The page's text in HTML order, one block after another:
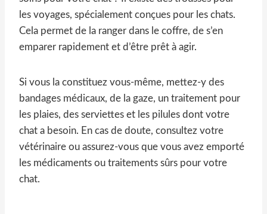
les voyages, spécialement conçues pour les chats.
Cela permet de la ranger dans le coffre, de s’en
emparer rapidement et d’être prêt à agir.
Si vous la constituez vous-même, mettez-y des
bandages médicaux, de la gaze, un traitement pour
les plaies, des serviettes et les pilules dont votre
chat a besoin. En cas de doute, consultez votre
vétérinaire ou assurez-vous que vous avez emporté
les médicaments ou traitements sûrs pour votre
chat.